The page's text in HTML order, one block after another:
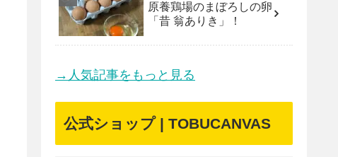
原養鶏場のまぼろしの卵
「昔 翁ありき」！
→人気記事をもっと見る
公式ショップ | TOBUCANVAS